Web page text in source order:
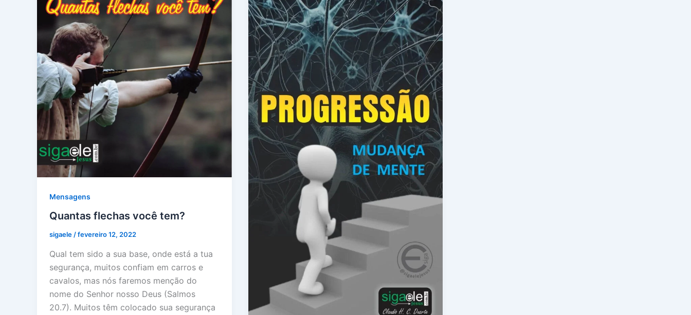
Mensagens
Quantas flechas você tem?
sigaele/fevereiro 12, 2022
Qual tem sido a sua base, onde está a tua
segurança, muitos confiam em carros e
cavalos, mas nós faremos menção do
nome do Senhor nosso Deus (Salmos
20.7). Muitos têm colocado sua segurança